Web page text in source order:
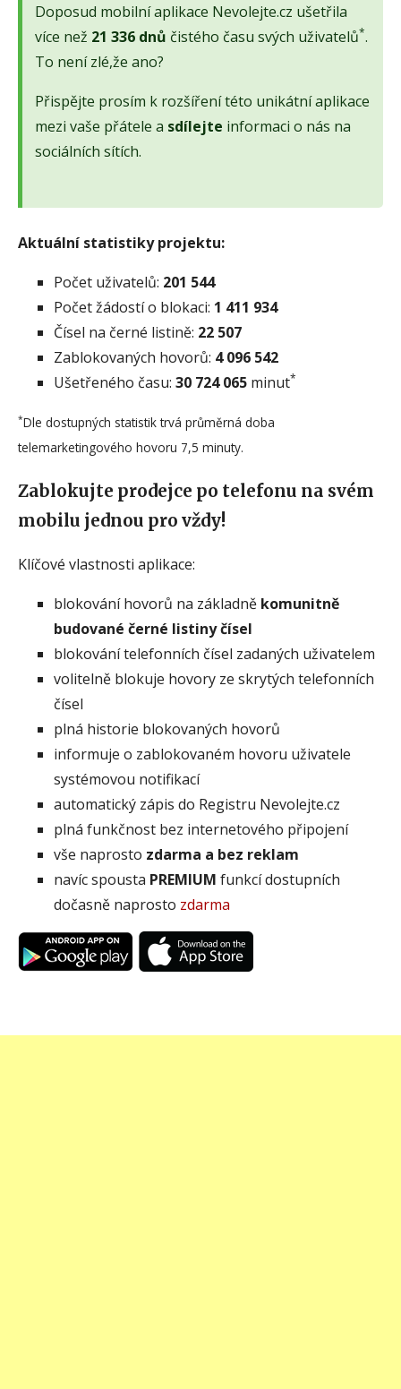
Doposud mobilní aplikace Nevolejte.cz ušetřila
více než 21 336 dnů čistého času svých uživatelů*.
To není zlé,že ano?
Přispějte prosím k rozšíření této unikátní aplikace
mezi vaše přátele a sdílejte informaci o nás na
sociálních sítích.
Aktuální statistiky projektu:
Počet uživatelů: 201 544
Počet žádostí o blokaci: 1 411 934
Čísel na černé listině: 22 507
Zablokovaných hovorů: 4 096 542
Ušetřeného času: 30 724 065 minut*
*Dle dostupných statistik trvá průměrná doba
telemarketingového hovoru 7,5 minuty.
Zablokujte prodejce po telefonu na svém
mobilu jednou pro vždy!
Klíčové vlastnosti aplikace:
blokování hovorů na základně komunitně
budované černé listiny čísel
blokování telefonních čísel zadaných uživatelem
volitelně blokuje hovory ze skrytých telefonních
čísel
plná historie blokovaných hovorů
informuje o zablokovaném hovoru uživatele
systémovou notifikací
automatický zápis do Registru Nevolejte.cz
plná funkčnost bez internetového připojení
vše naprosto zdarma a bez reklam
navíc spousta PREMIUM funkcí dostupních
dočasně naprosto zdarma